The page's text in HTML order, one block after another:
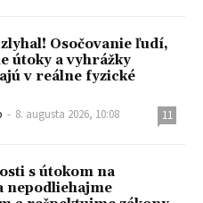
Osočovanie ľudí,
útoky a vyhrážky
v reálne fyzické
- 8. augusta 2026, 10:08 11
s útokom na
nepodliehajme